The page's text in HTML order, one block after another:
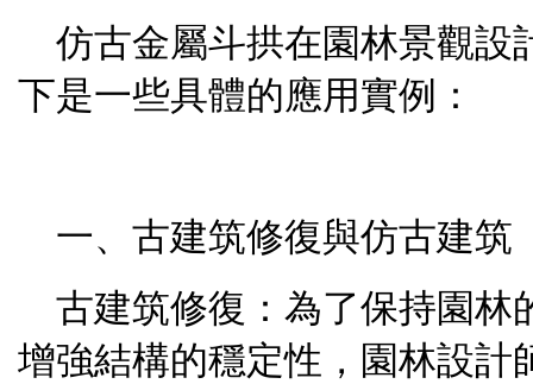
仿古金屬斗拱在園林景觀設
下是一些具體的應用實例：
一、古建筑修復與仿古建筑
古建筑修復：為了保持園林
增強結構的穩定性，園林設計